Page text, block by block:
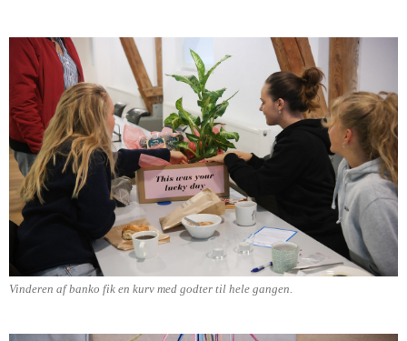
Vinderen af banko fik en kurv med godter til hele gangen.